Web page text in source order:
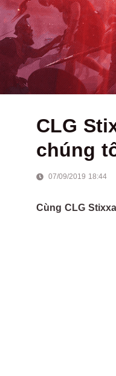
CLG
chúng
07/09/2019 18:44
Cùng CLG